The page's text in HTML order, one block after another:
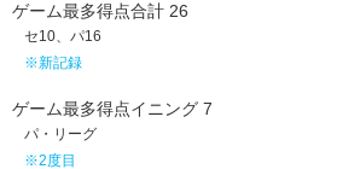
ゲーム最多得点合計 26
セ10、パ16
※新記録
ゲーム最多得点イニング 7
パ・リーグ
※2度目